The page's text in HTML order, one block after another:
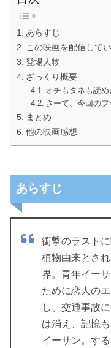
あらすじ
この映画を配信して
登場人物
ざっくり概要
オチもタネも読
さーて、今回の
まとめ
他の映画感想
あらすじ
衝撃のラスト
植物由来とさ
界。青年イー
ために恋人の
し、交通事故
は消え、記憶
イーサン。す